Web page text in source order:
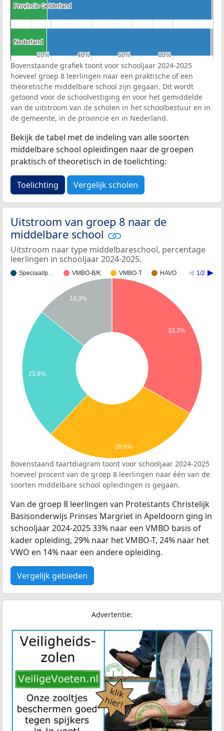
20%
20% 40%
40% 60%
60% 80%
80%
Provincie Gelderland
Provincie Gelderland
Nederland
Nederland
Bovenstaande grafiek toont voor schooljaar 2024-2025
hoeveel groep 8 leerlingen naar een praktische of een
theoretische middelbare school zijn gegaan. Dit wordt
getoond voor de schoolvestiging en voor het gemiddelde
van de uitstroom van de scholen in het schoolbestuur en in
de gemeente, in de provincie en in Nederland.
Bekijk de tabel met de indeling van alle soorten
middelbare school opleidingen naar de groepen
praktisch of theoretisch in de toelichting:
Toelichting Vergelijk scholen
Uitstroom van groep 8 naar de
middelbare school
Uitstroom naar type middelbareschool, percentage
leerlingen in schooljaar 2024-2025.
Speciaal/p… VMBO-B/K VMBO-T HAVO 1/2
33,3%
14,3%
23,8%
28,6%
Bovenstaand taartdiagram toont voor schooljaar 2024-2025
hoeveel procent van de groep 8 leerlingen naar één van de
soorten middelbare school opleidingen is gegaan.
Van de groep 8 leerlingen van Protestants Christelijk
Basisonderwijs Prinses Margriet in Apeldoorn ging in
schooljaar 2024-2025 33% naar een VMBO basis of
kader opleiding, 29% naar het VMBO-T, 24% naar het
VWO en 14% naar een andere opleiding.
Vergelijk gebieden
Advertentie: